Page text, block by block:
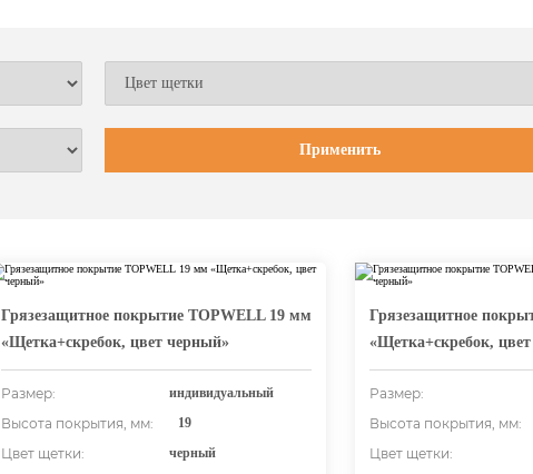
Грязезащитное покрытие TOPWELL 19 мм
«Щетка+скребок, цвет черный»
Размер: индивидуальный
Высота покрытия, мм: 19
Цвет щетки: черный
Грязезащитное
«Щетка+скребок,
Размер:
Высота покрытия, мм:
Цвет щетки: